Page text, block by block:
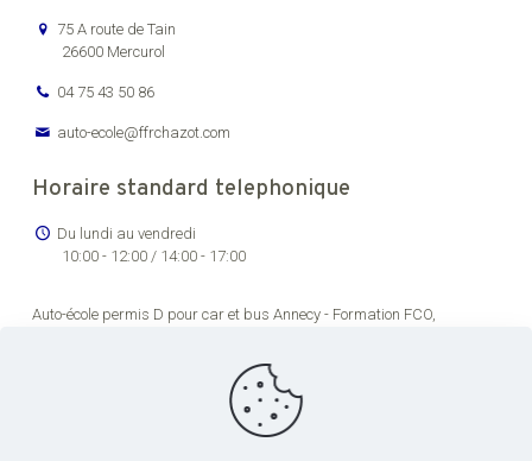
75 A route de Tain
26600 Mercurol
04 75 43 50 86
auto-ecole@ffrchazot.com
Horaire standard telephonique
Du lundi au vendredi
10:00 - 12:00 / 14:00 - 17:00
Auto-école permis D pour car et bus Annecy - Formation FCO,
permis transport en commun pas cher Dijon -
conduire poids lourds Grenoble - Centre de formation permis CE Lons-
Centre de formation chauffeur poids lourds Lyon -